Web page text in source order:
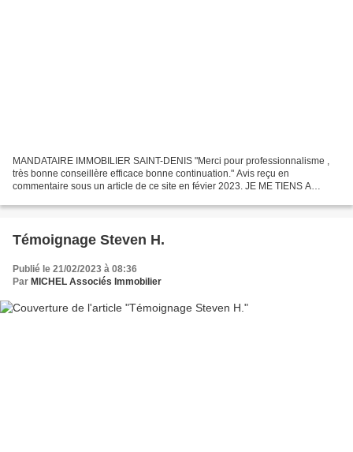
MANDATAIRE IMMOBILIER SAINT-DENIS "Merci pour professionnalisme ,
très bonne conseillère efficace bonne continuation." Avis reçu en
commentaire sous un article de ce site en févier 2023. JE ME TIENS A
Témoignage Steven H.
Publié le 21/02/2023 à 08:36
Par MICHEL Associés Immobilier